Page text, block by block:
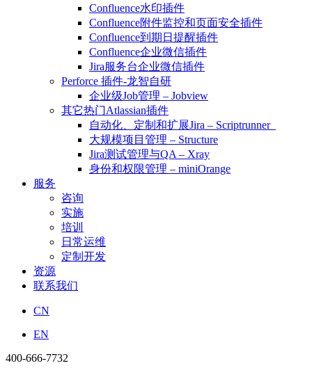
Confluence水印插件
Confluence附件监控和页面安全插件
Confluence到期日提醒插件
Confluence企业微信插件
Jira服务台企业微信插件
Perforce 插件-龙智自研
企业级Job管理 – Jobview
其它热门Atlassian插件
自动化、定制和扩展Jira – Scriptrunner
大规模项目管理 – Structure
Jira测试管理与QA – Xray
身份和权限管理 – miniOrange
服务
咨询
实施
培训
日常运维
定制开发
资源
联系我们
CN
EN
400-666-7732